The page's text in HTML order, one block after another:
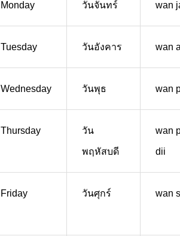
Monday วันจันทร์ wan
Tuesday วันอังคาร wan
Wednesday วันพุธ wan
Thursday วัน
พฤหัสบดี
wan
dii
Friday วันศุกร์ wan